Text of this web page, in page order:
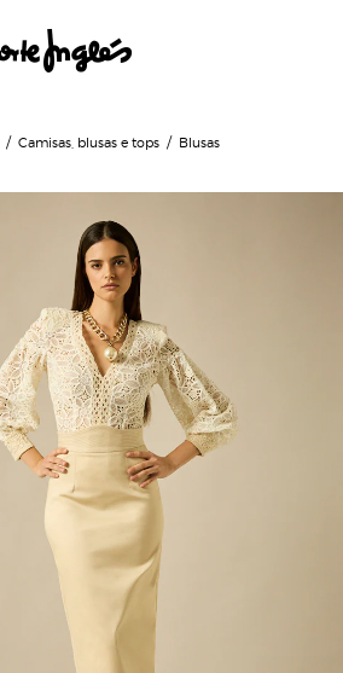
Camisas, blusas e tops Blusas